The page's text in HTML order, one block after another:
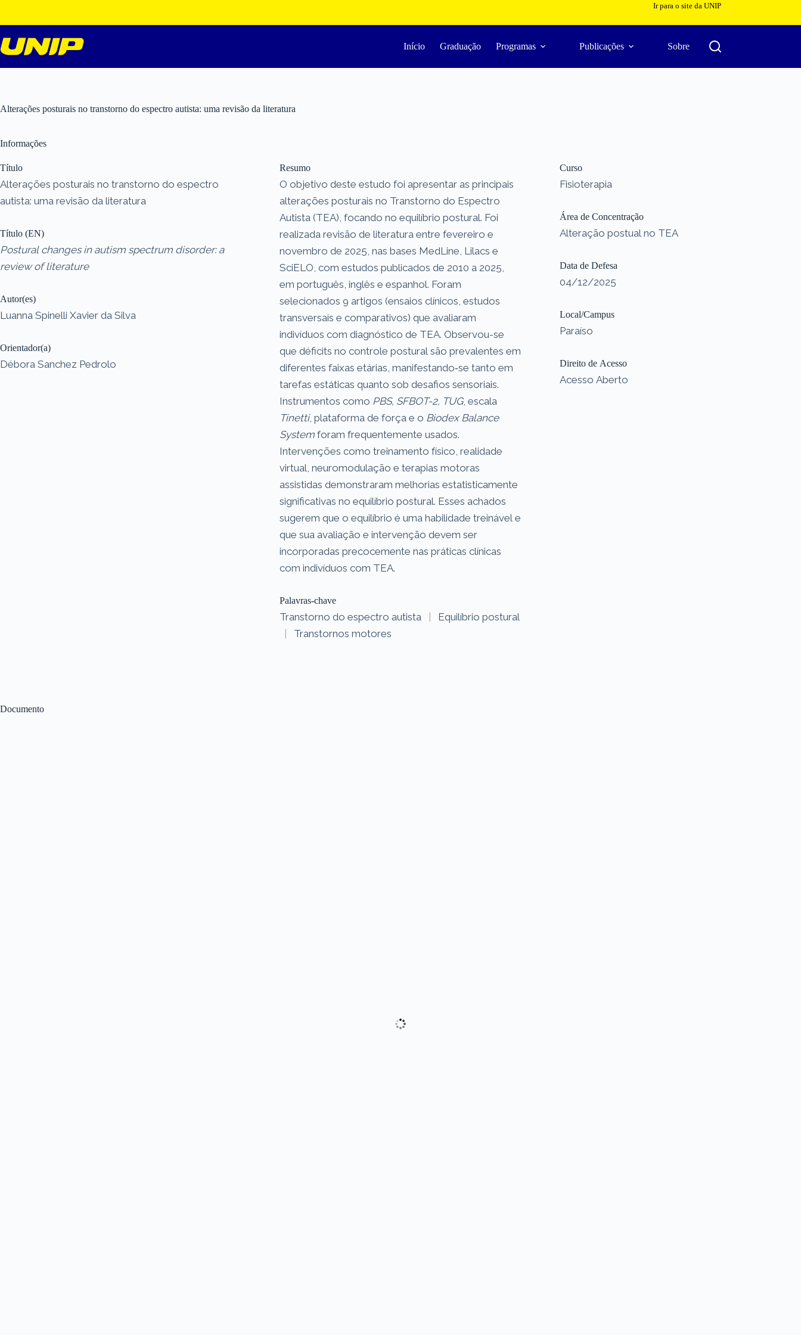
o
conteúdo
Ir para o site da UNIP
Início Graduação Programas Publicações Sobre
Alterações posturais no transtorno do espectro autista: uma revisão da literatura
Documento
Informações
Título
Alterações posturais no transtorno do espectro
autista: uma revisão da literatura
Título (EN)
Postural changes in autism spectrum disorder: a
review of literature
Autor(es)
Luanna Spinelli Xavier da Silva
Orientador(a)
Débora Sanchez Pedrolo
Resumo
O objetivo deste estudo foi apresentar as principais
alterações posturais no Transtorno do Espectro
Autista (TEA), focando no equilíbrio postural. Foi
realizada revisão de literatura entre fevereiro e
novembro de 2025, nas bases MedLine, Lilacs e
SciELO, com estudos publicados de 2010 a 2025,
em português, inglês e espanhol. Foram
selecionados 9 artigos (ensaios clínicos, estudos
transversais e comparativos) que avaliaram
indivíduos com diagnóstico de TEA. Observou-se
que déficits no controle postural são prevalentes em
diferentes faixas etárias, manifestando‐se tanto em
tarefas estáticas quanto sob desafios sensoriais.
Instrumentos como PBS, SFBOT-2, TUG, escala
Tinetti, plataforma de força e o Biodex Balance
System foram frequentemente usados.
Intervenções como treinamento físico, realidade
virtual, neuromodulação e terapias motoras
assistidas demonstraram melhorias estatisticamente
significativas no equilíbrio postural. Esses achados
sugerem que o equilíbrio é uma habilidade treinável e
que sua avaliação e intervenção devem ser
incorporadas precocemente nas práticas clínicas
com indivíduos com TEA.
Palavras-chave
Transtorno do espectro autista |
Equilíbrio postural
|
Transtornos motores
Curso
Fisioterapia
Área de Concentração
Alteração postual no TEA
Data de Defesa
04/12/2025
Local/Campus
Paraíso
Direito de Acesso
Acesso Aberto